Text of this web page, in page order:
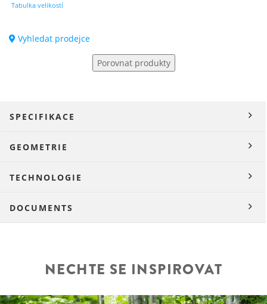
Tabulka velikostí
Vyhledat prodejce
Porovnat produkty
SPECIFIKACE
GEOMETRIE
TECHNOLOGIE
DOCUMENTS
NECHTE SE INSPIROVAT